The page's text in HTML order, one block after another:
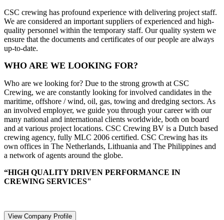
CSC crewing has profound experience with delivering project staff.
We are considered an important suppliers of experienced and high-
quality personnel within the temporary staff. Our quality system we
ensure that the documents and certificates of our people are always
up-to-date.
WHO ARE WE LOOKING FOR?
Who are we looking for? Due to the strong growth at CSC
Crewing, we are constantly looking for involved candidates in the
maritime, offshore / wind, oil, gas, towing and dredging sectors. As
an involved employer, we guide you through your career with our
many national and international clients worldwide, both on board
and at various project locations. CSC Crewing BV is a Dutch based
crewing agency, fully MLC 2006 certified. CSC Crewing has its
own offices in The Netherlands, Lithuania and The Philippines and
a network of agents around the globe.
“HIGH QUALITY DRIVEN PERFORMANCE IN
CREWING SERVICES"
View Company Profile